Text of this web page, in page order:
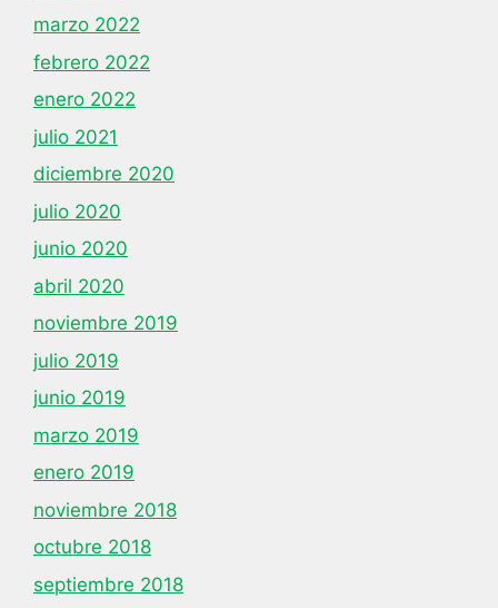
marzo 2022
febrero 2022
enero 2022
julio 2021
diciembre 2020
julio 2020
junio 2020
abril 2020
noviembre 2019
julio 2019
junio 2019
marzo 2019
enero 2019
noviembre 2018
octubre 2018
septiembre 2018